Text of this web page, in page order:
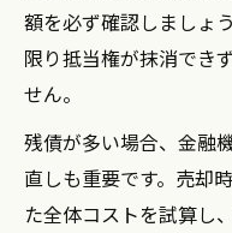
額を必ず確認しましょ
限り抵当権が抹消でき
せん。
残債が多い場合、金融
直しも重要です。売却
た全体コストを試算し